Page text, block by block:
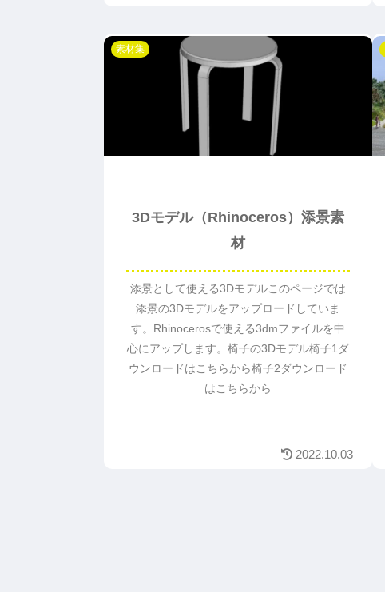
素材集
3Dモデル（Rhinoceros）添景素
材
添景として使える3Dモデルこのページでは
添景の3Dモデルをアップロードしていま
す。Rhinocerosで使える3dmファイルを中
心にアップします。椅子の3Dモデル椅子1ダ
ウンロードはこちらから椅子2ダウンロード
はこちらから
2022.10.03